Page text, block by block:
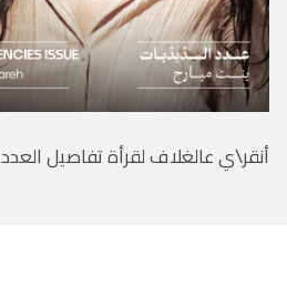
أنقر\ي عالغلاف لقرأة تفاصيل العدد